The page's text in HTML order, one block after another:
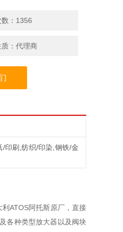
：1356
质：代理商
印刷,纺织/印染,钢铁/金
ATOS阿托斯原厂，直接
各种类型放大器以及阀块